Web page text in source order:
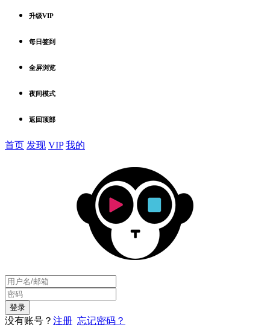
升级VIP
每日签到
全屏浏览
夜间模式
返回顶部
首页 发现 VIP 我的
没有账号？ 注册 忘记密码？